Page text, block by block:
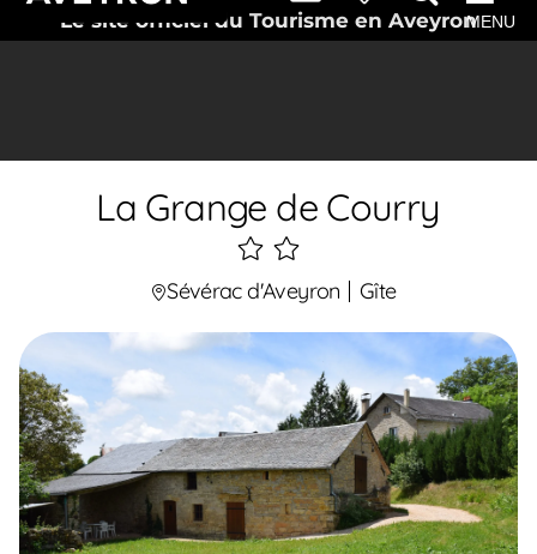
Le site officiel du Tourisme en AveyronMENU
La Grange de Courry
2
étoiles
Sévérac d'Aveyron Gîte